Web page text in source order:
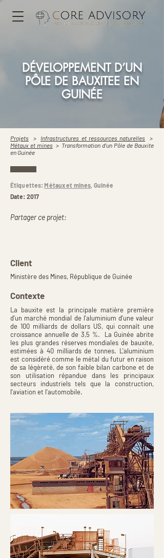
DÉVELOPPEMENT D’UN
PÔLE DE BAUXITEE EN
GUINÉE
Projets > Infrastructures et ressources naturelles >
Métaux et mines> Transformation d’un Pôle de Bauxite
en Guinée
Étiquettes:Métaux et mines, Guinée
Date: 2017
Partager ce projet:
Client
Ministère des Mines, République de Guinée
Contexte
La bauxite est la principale matière première
d'un marché mondial de l'aluminium d’une valeur
de 100 milliards de dollars US, qui connaît une
croissance annuelle de 3,5 %. La Guinée abrite
les plus grandes réserves mondiales de bauxite,
estimées à 40 milliards de tonnes. L'aluminium
est considéré comme le métal du futur en raison
de sa légèreté, de son faible bilan carbone et de
son utilisation répandue dans les principaux
secteurs industriels tels que la construction,
l'aviation et l'automobile.